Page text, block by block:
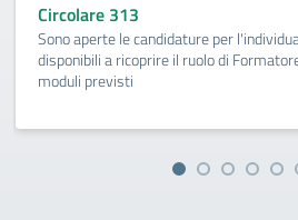
Circolare 313
Sono aperte le candidature per
disponibili a ricoprire il ruolo di
moduli previsti